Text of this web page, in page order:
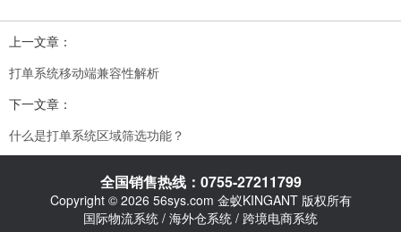
上一文章：
打单系统移动端兼容性解析
下一文章：
什么是打单系统区域筛选功能？
全国销售热线：0755-27211799
Copyright © 2026 56sys.com 金蚁KINGANT 版权所有
国际物流系统 / 海外仓系统 / 跨境电商系统